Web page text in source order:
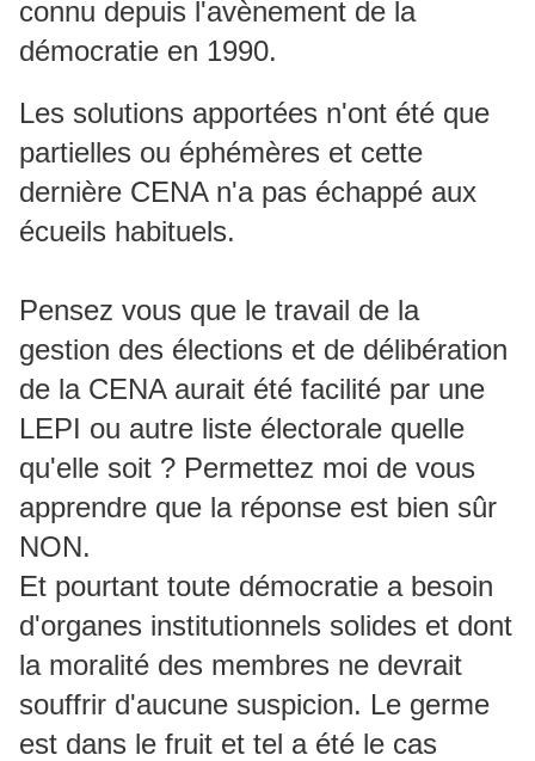
connu depuis l'avènement de la
démocratie en 1990.
Les solutions apportées n'ont été que
partielles ou éphémères et cette
dernière CENA n'a pas échappé aux
écueils habituels.
Pensez vous que le travail de la
gestion des élections et de délibération
de la CENA aurait été facilité par une
LEPI ou autre liste électorale quelle
qu'elle soit ? Permettez moi de vous
apprendre que la réponse est bien sûr
NON.
Et pourtant toute démocratie a besoin
d'organes institutionnels solides et dont
la moralité des membres ne devrait
souffrir d'aucune suspicion. Le germe
est dans le fruit et tel a été le cas